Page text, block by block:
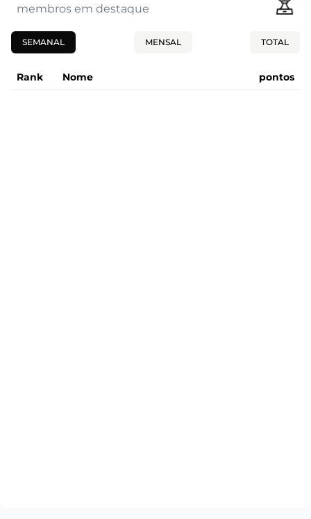
membros em destaque
SEMANAL MENSAL TOTAL
Rank Nome pontos